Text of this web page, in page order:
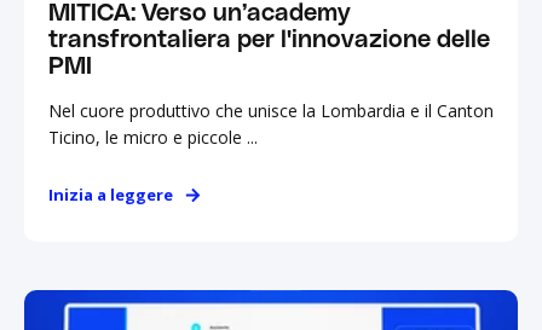
MITICA: Verso un’academy
transfrontaliera per l'innovazione delle
PMI
Nel cuore produttivo che unisce la Lombardia e il Canton
Ticino, le micro e piccole ...
Inizia a leggere